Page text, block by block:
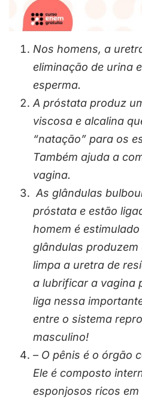
Nos homens, a
eliminação de urina
esperma.
A próstata produz
viscosa e alcalina
“natação” para os
Também ajuda a
vagina.
As glândulas
próstata e estão
homem é
glândulas
limpa a uretra de
a lubrificar a vagina
liga nessa
entre o sistema
masculino!
– O pênis é o órgão
Ele é composto
esponjosos ricos